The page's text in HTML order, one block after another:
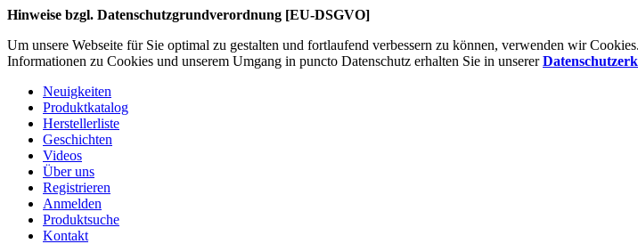
Hinweise bzgl. Datenschutzgrundverordnung [EU-DSGVO]
Um unsere Webseite für Sie optimal zu gestalten und fortlaufend verbessern zu können, verwenden wir
Informationen zu Cookies und unserem Umgang in puncto Datenschutz erhalten Sie in unserer
Neuigkeiten
Produktkatalog
Herstellerliste
Geschichten
Videos
Über uns
Registrieren
Anmelden
Produktsuche
Kontakt